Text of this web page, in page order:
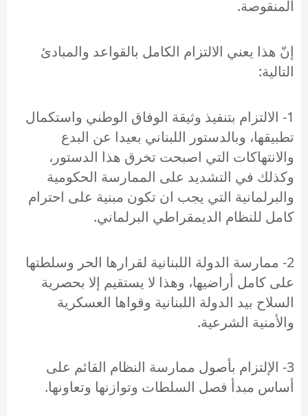
المنقوصة.
إنّ هذا يعني الالتزام الكامل بالقواعد والمبادئ
التالية:
1- الالتزام بتنفيذ وثيقة الوفاق الوطني واستكمال
تطبيقها، وبالدستور اللبناني بعيدا عن البدع
والانتهاكات التي اصبحت تخرق هذا الدستور،
وكذلك في التشديد على الممارسة الحكومية
والبرلمانية التي يجب ان تكون مبنية على احترام
كامل للنظام الديمقراطي البرلماني.
2- ممارسة الدولة اللبنانية لقرارها الحر وسلطتها
على كامل أراضيها، وهذا لا يستقيم إلا بحصرية
السلاح بيد الدولة اللبنانية وقواها العسكرية
والأمنية الشرعية.
3- الإلتزام بأصول ممارسة النظام القائم على
أساس مبدأ فصل السلطات وتوازنها وتعاونها.